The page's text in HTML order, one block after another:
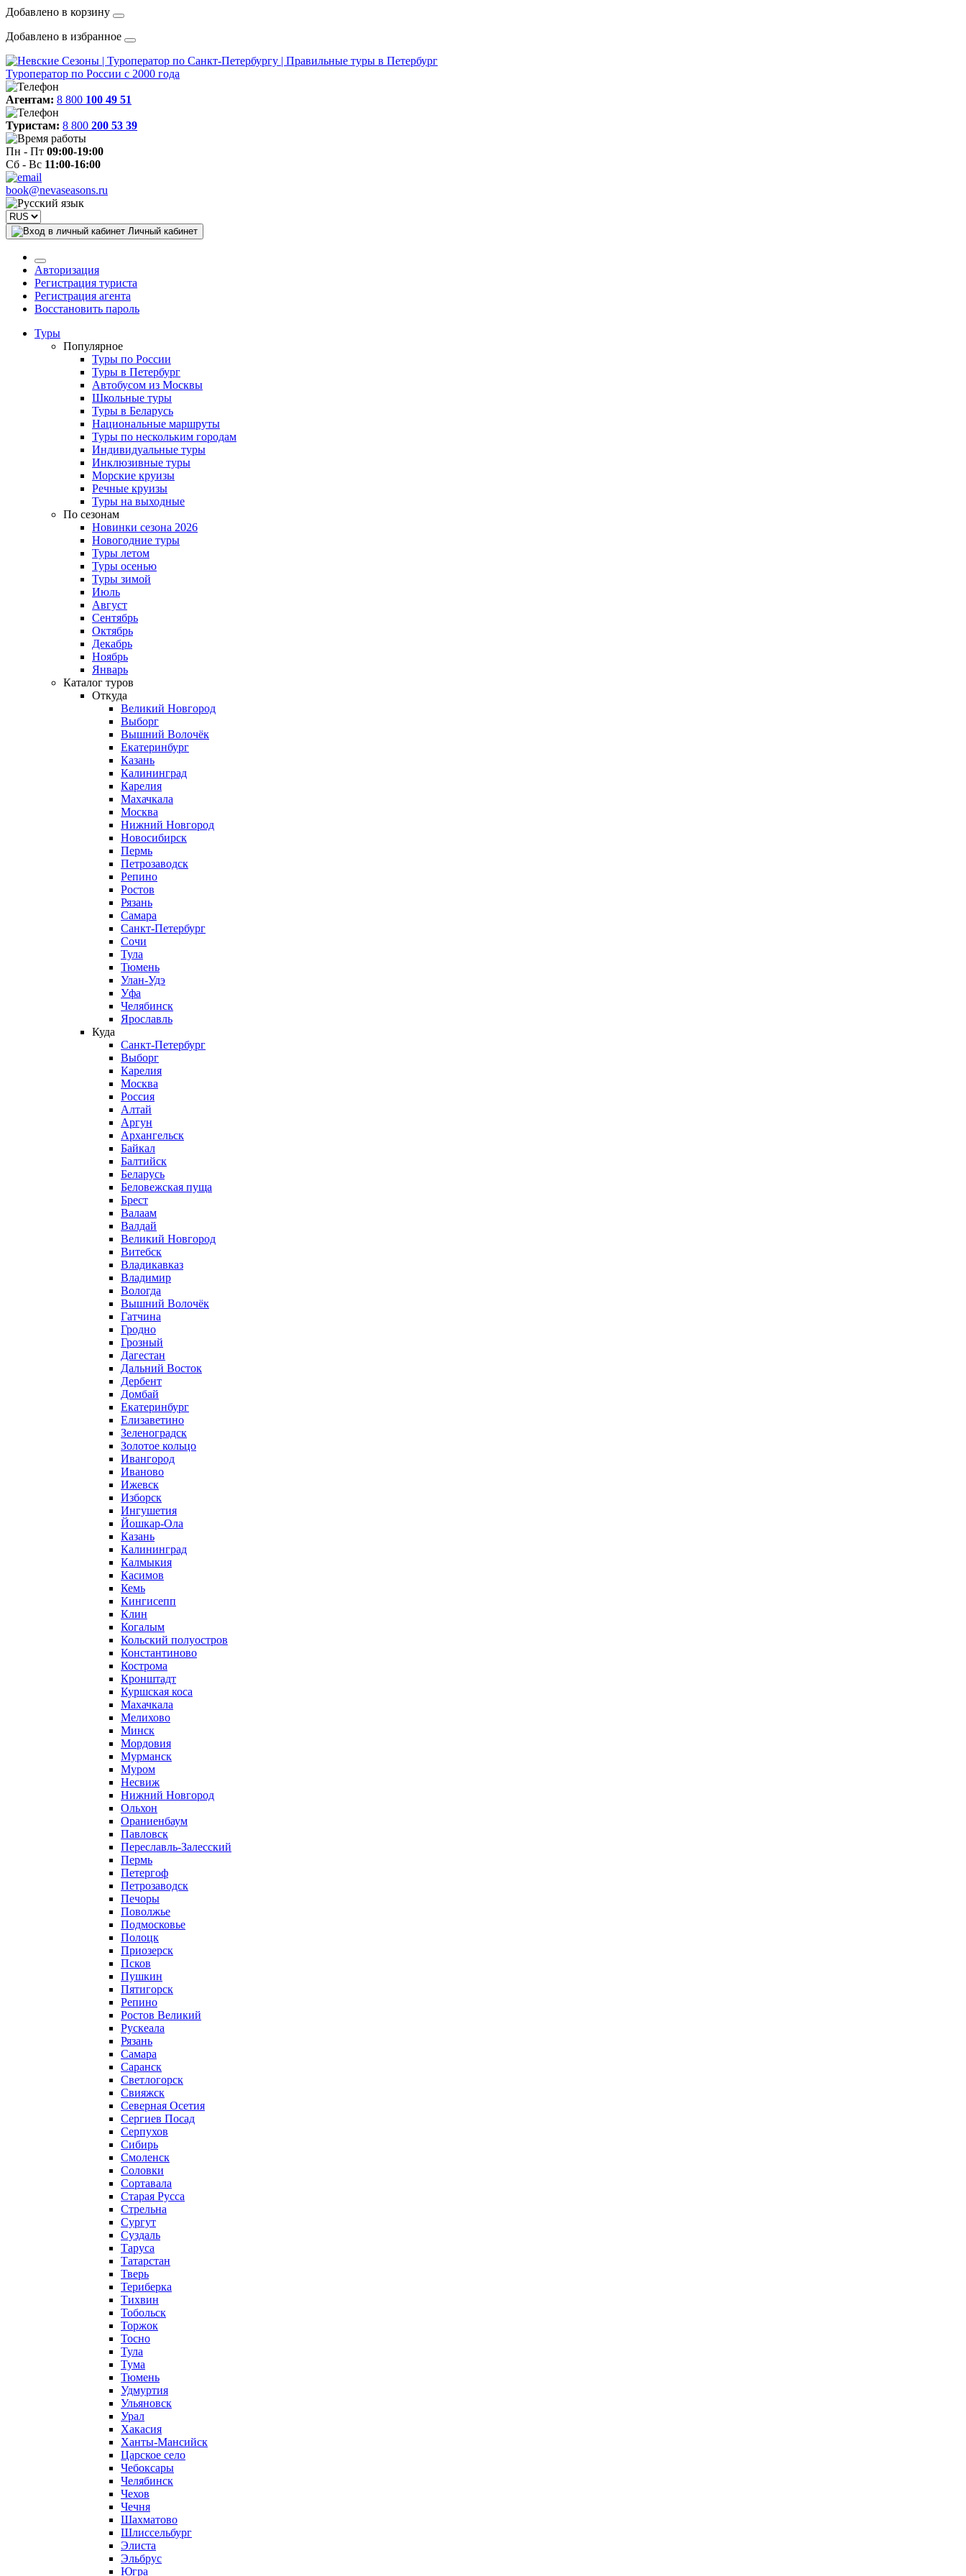
Добавлено в корзину
Добавлено в избранное
Туроператор по России с 2000 года
Агентам: 8 800 100 49 51
Туристам: 8 800 200 53 39
Пн - Пт 09:00-19:00
Сб - Вс 11:00-16:00
book@nevaseasons.ru
Личный кабинет
Авторизация
Регистрация туриста
Регистрация агента
Восстановить пароль
Туры
Популярное
Туры по России
Туры в Петербург
Автобусом из Москвы
Школьные туры
Туры в Беларусь
Национальные маршруты
Туры по нескольким городам
Индивидуальные туры
Инклюзивные туры
Морские круизы
Речные круизы
Туры на выходные
По сезонам
Новинки сезона 2026
Новогодние туры
Туры летом
Туры осенью
Туры зимой
Июль
Август
Сентябрь
Октябрь
Декабрь
Ноябрь
Январь
Каталог туров
Откуда
Великий Новгород
Выборг
Вышний Волочёк
Екатеринбург
Казань
Калининград
Карелия
Махачкала
Москва
Нижний Новгород
Новосибирск
Пермь
Петрозаводск
Репино
Ростов
Рязань
Самара
Санкт-Петербург
Сочи
Тула
Тюмень
Улан-Удэ
Уфа
Челябинск
Ярославль
Куда
Санкт-Петербург
Выборг
Карелия
Москва
Россия
Алтай
Аргун
Архангельск
Байкал
Балтийск
Беларусь
Беловежская пуща
Брест
Валаам
Валдай
Великий Новгород
Витебск
Владикавказ
Владимир
Вологда
Вышний Волочёк
Гатчина
Гродно
Грозный
Дагестан
Дальний Восток
Дербент
Домбай
Екатеринбург
Елизаветино
Зеленоградск
Золотое кольцо
Ивангород
Иваново
Ижевск
Изборск
Ингушетия
Йошкар-Ола
Казань
Калининград
Калмыкия
Касимов
Кемь
Кингисепп
Клин
Когалым
Кольский полуостров
Константиново
Кострома
Кронштадт
Куршская коса
Махачкала
Мелихово
Минск
Мордовия
Мурманск
Муром
Несвиж
Нижний Новгород
Ольхон
Ораниенбаум
Павловск
Переславль-Залесский
Пермь
Петергоф
Петрозаводск
Печоры
Поволжье
Подмосковье
Полоцк
Приозерск
Псков
Пушкин
Пятигорск
Репино
Ростов Великий
Рускеала
Рязань
Самара
Саранск
Светлогорск
Свияжск
Северная Осетия
Сергиев Посад
Серпухов
Сибирь
Смоленск
Соловки
Сортавала
Старая Русса
Стрельна
Сургут
Суздаль
Таруса
Татарстан
Тверь
Териберка
Тихвин
Тобольск
Торжок
Тосно
Тула
Тума
Тюмень
Удмуртия
Ульяновск
Урал
Хакасия
Ханты-Мансийск
Царское село
Чебоксары
Челябинск
Чехов
Чечня
Шахматово
Шлиссельбург
Элиста
Эльбрус
Югра